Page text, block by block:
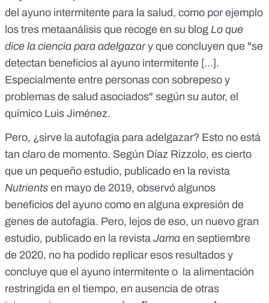
del ayuno intermitente para la salud, como por ejemplo
los tres metaanálisis que recoge en su blog Lo que
dice la ciencia para adelgazary que concluyen que "se
detectan beneficios al ayuno intermitente [...].
Especialmente entre personas con sobrepeso y
problemas de salud asociados" según su autor, el
químico Luis Jiménez.
Pero, ¿sirve la autofagia para adelgazar? Esto no está
tan claro de momento. Según Díaz Rizzolo, es cierto
que un pequeño estudio, publicado en la revista
Nutrients en mayo de 2019, observó algunos
beneficios del ayuno como en alguna expresión de
genes de autofagia. Pero, lejos de eso, un nuevo gran
estudio, publicado en la revista Jama en septiembre
de 2020, no ha podido replicar esos resultados y
concluye que el ayuno intermitente o la alimentación
restringida en el tiempo, en ausencia de otras